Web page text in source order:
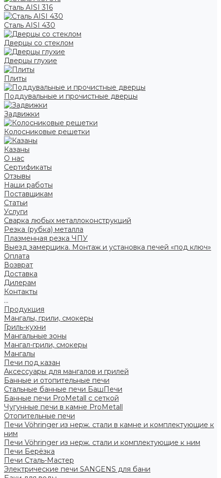
Сталь AISI 316
Сталь AISI 430
Дверцы со стеклом
Дверцы глухие
Плиты
Поддувальные и прочистные дверцы
Задвижки
Колосниковые решетки
Казаны
О нас
Сертификаты
Отзывы
Наши работы
Поставщикам
Статьи
Услуги
Сварка любых металлоконструкций
Резка (рубка) металла
Плазменная резка ЧПУ
Выезд замерщика. Монтаж и установка печей «под ключ»
Оплата
Возврат
Доставка
Дилерам
Контакты
...
Продукция
Мангалы, грили, смокеры
Гриль-кухни
Мангальные зоны
Мангал-грили, смокеры
Мангалы
Печи под казан
Аксессуары для мангалов и грилей
Банные и отопительные печи
Стальные банные печи БашПечи
Банные печи ProMetall с сеткой
Чугунные печи в камне ProMetall
Отопительные печи
Печи Vöhringer из нерж. стали в камне и комплектующие к
ним
Печи Vöhringer из нерж. стали и комплектующие к ним
Печи Берёзка
Печи Сталь-Мастер
Электрические печи SANGENS для бани